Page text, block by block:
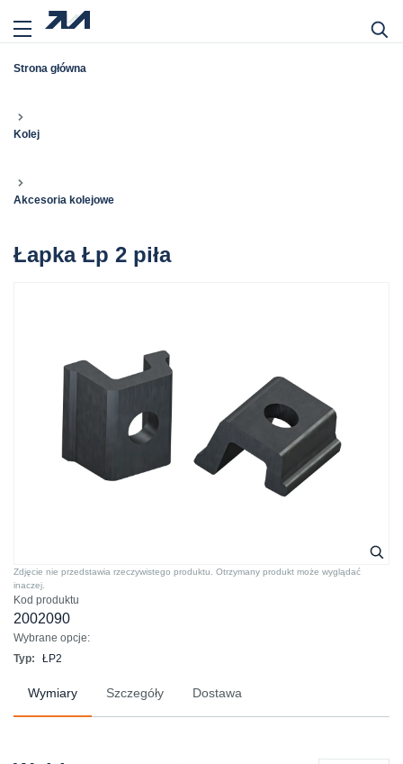
Strona główna
Kolej
Akcesoria kolejowe
Łapka Łp 2 piła
Kod produktu
2002090
Wybrane opcje:
Typ:
ŁP2
Zdjęcie nie przedstawia rzeczywistego produktu. Otrzymany produkt może wyglądać
inaczej.
Wymiary Szczegóły Dostawa